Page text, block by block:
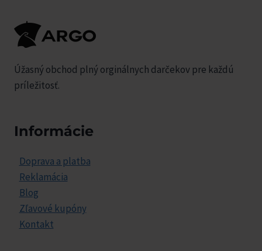
Úžasný obchod plný orginálnych darčekov pre každú
príležitosť.
Informácie
Doprava a platba
Reklamácia
Blog
Zľavové kupóny
Kontakt